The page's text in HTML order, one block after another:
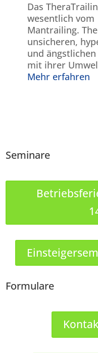
Das
wesentlich vom
Mantrailing.
unsicheren,
und
mit ihrer
Mehr erfahren
Seminare
Formulare